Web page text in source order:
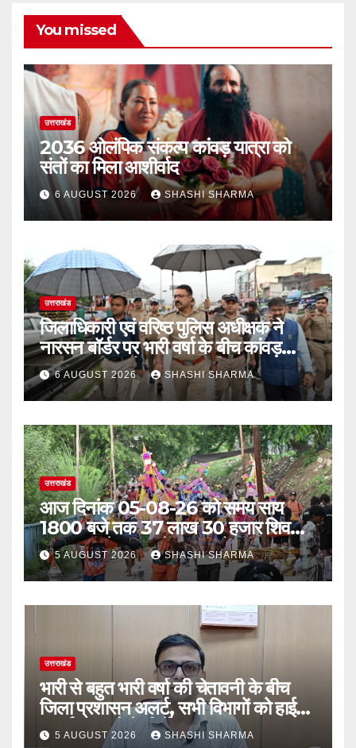
You missed
उत्तराखंड
2036 ओलंपिक संकल्प कांवड़ यात्रा को
संतों का मिला आशीर्वाद
6 AUGUST 2026 SHASHI SHARMA
उत्तराखंड
जिलाधिकारी एवं वरिष्ठ पुलिस अधीक्षक ने
नारसन बॉर्डर पर भारी वर्षा के बीच कांवड़
यात्रा व्यवस्थाओं का जायजा लिया
6 AUGUST 2026 SHASHI SHARMA
उत्तराखंड
आज दिनांक 05-08-26 को समय साय
1800 बजे तक 37 लाख 30 हजार शिव
भक्त जल लेकर अपने गंतव्य को प्रस्थान कर
चुके
5 AUGUST 2026 SHASHI SHARMA
उत्तराखंड
भारी से बहुत भारी वर्षा की चेतावनी के बीच
जिला प्रशासन अलर्ट, सभी विभागों को हाई
अलर्ट पर रहने के निर्देश
5 AUGUST 2026 SHASHI SHARMA